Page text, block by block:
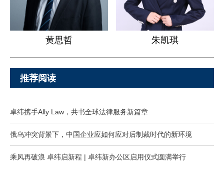
黄思哲 朱凯琪
推荐阅读
卓纬携手Ally Law，共书全球法律服务新篇章
俄乌冲突背景下，中国企业应如何应对后制裁时代的新环境
乘风再破浪 卓纬启新程 | 卓纬新办公区启用仪式圆满举行